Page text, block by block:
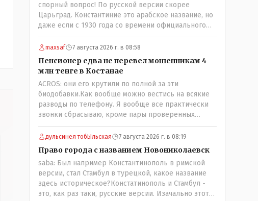
спорный вопрос! По русской версии скорее
Царьград. Константиние это арабское название, но
даже если с 1930 года со времени официального
переименования брать что можно назвать
историческим названием города? С 1930 уже тоже
поколений ! Это просто краеведческий факт и не
более того!
maxsaf 7 августа 2026 г. в 08:58
Пенсионер едва не перевел мошенникам 4
млн тенге в Костанае
ACROS: они его крутили по полной за эти
биодобавки.Как вообще можно вестись на всякие
разводы по телефону. Я вообще все практически
звонки сбрасываю, кроме пары проверенных
контактов. Один раз мне мой банк позвонил, не
мошенники. Я приехал туда, в банк, нашел того, кто
обоим сказал: ещё один такой звонок, без разницы,
какая причина, и я счета свои у вас позакрываю.
Остальные входящие сразу в бан, по умолчанию для
меня любой входящий - Скам, пока не доказано
обратное - Zero trust. Все созвоны - только на
дульсинея тобЫльская 7 августа 2026 г. в 08:19
Право города с названием Новониколаевск
saba: Был например Константинополь в римской
версии, стал Стамбул в турецкой, какое название
здесь историческое?Констатинополь и Стамбул -
это, как раз таки, русские версии. Изачально этот